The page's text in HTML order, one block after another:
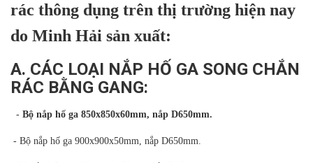
rác thông dụng trên thị trường hiện nay
do Minh Hải sản xuất:
A. CÁC LOẠI NẮP HỐ GA SONG CHẮN
RÁC BẰNG GANG:
- Bộ nắp hố ga 850x850x60mm, nắp D650mm.
- Bộ nắp hố ga 900x900x50mm, nắp D650mm.